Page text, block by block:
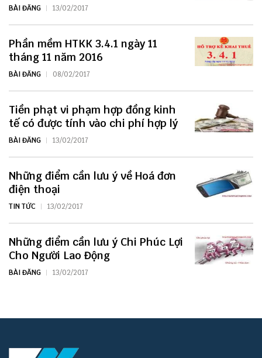
BÀI ĐĂNG 13/02/2017
Phần mềm HTKK 3.4.1 ngày 11
tháng 11 năm 2016
BÀI ĐĂNG 08/02/2017
Tiền phạt vi phạm hợp đồng kinh
tế có được tính vào chi phí hợp lý
BÀI ĐĂNG 13/02/2017
Những điểm cần lưu ý về Hoá đơn
điện thoại
TIN TỨC 13/02/2017
Những điểm cần lưu ý Chi Phúc Lợi
Cho Người Lao Động
BÀI ĐĂNG 13/02/2017